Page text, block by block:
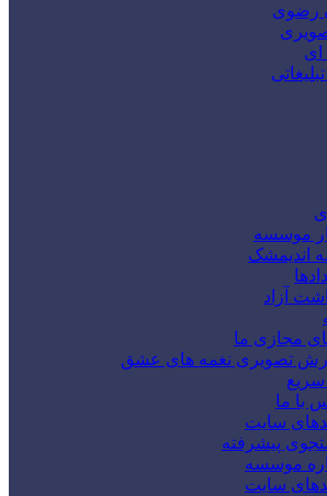
رضوی
ای
موسسه
اندیمشک
آزاد
مجازی ما
تصویری نغمه های عشق
با ما
سایت
پیشرفته
موسسه
سایت